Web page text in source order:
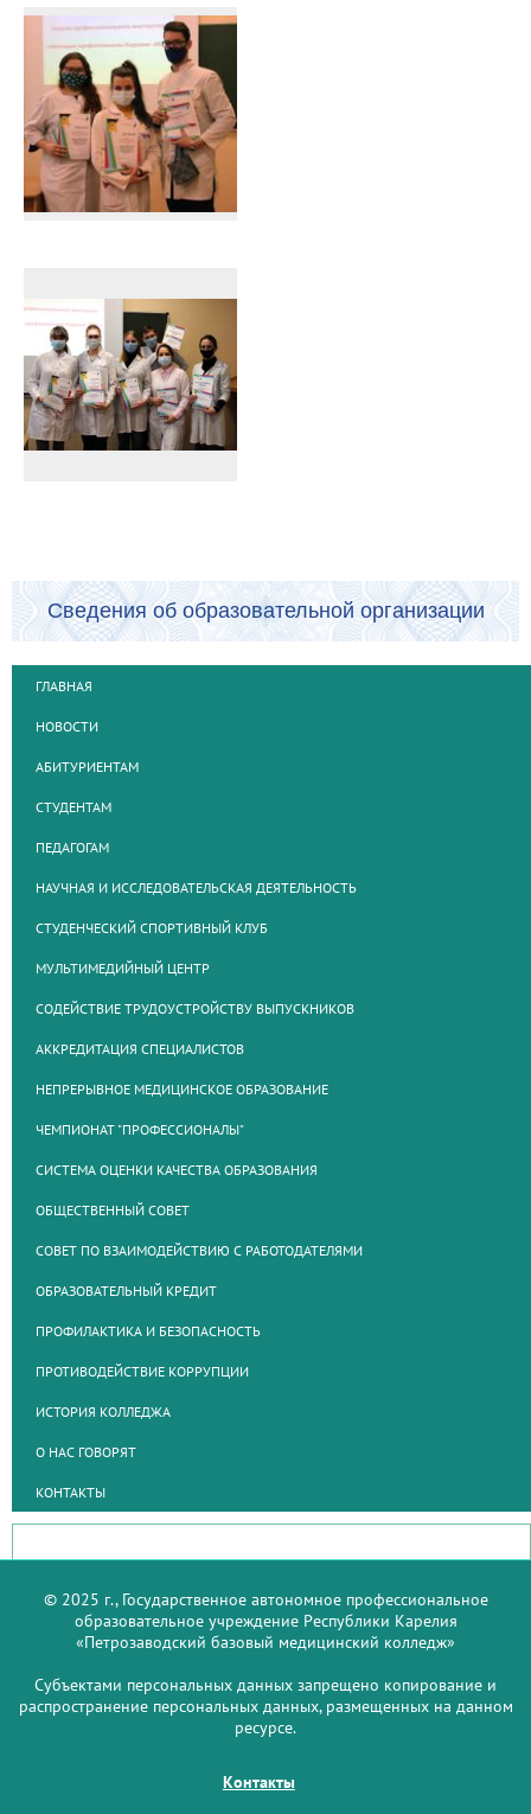
Сведения об образовательной организации
ГЛАВНАЯ
НОВОСТИ
АБИТУРИЕНТАМ
СТУДЕНТАМ
ПЕДАГОГАМ
НАУЧНАЯ И ИССЛЕДОВАТЕЛЬСКАЯ ДЕЯТЕЛЬНОСТЬ
СТУДЕНЧЕСКИЙ СПОРТИВНЫЙ КЛУБ
МУЛЬТИМЕДИЙНЫЙ ЦЕНТР
СОДЕЙСТВИЕ ТРУДОУСТРОЙСТВУ ВЫПУСКНИКОВ
АККРЕДИТАЦИЯ СПЕЦИАЛИСТОВ
НЕПРЕРЫВНОЕ МЕДИЦИНСКОЕ ОБРАЗОВАНИЕ
ЧЕМПИОНАТ "ПРОФЕССИОНАЛЫ"
СИСТЕМА ОЦЕНКИ КАЧЕСТВА ОБРАЗОВАНИЯ
ОБЩЕСТВЕННЫЙ СОВЕТ
СОВЕТ ПО ВЗАИМОДЕЙСТВИЮ С РАБОТОДАТЕЛЯМИ
ОБРАЗОВАТЕЛЬНЫЙ КРЕДИТ
ПРОФИЛАКТИКА И БЕЗОПАСНОСТЬ
ПРОТИВОДЕЙСТВИЕ КОРРУПЦИИ
ИСТОРИЯ КОЛЛЕДЖА
О НАС ГОВОРЯТ
КОНТАКТЫ
© 2025 г., Государственное автономное профессиональное
образовательное учреждение Республики Карелия
«Петрозаводский базовый медицинский колледж»
Субъектами персональных данных запрещено копирование и
распространение персональных данных, размещенных на данном
ресурсе.
Контакты